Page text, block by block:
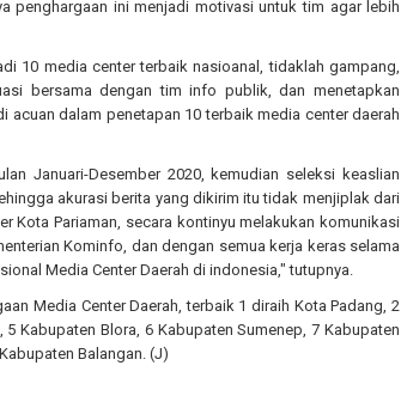
penghargaan ini menjadi motivasi untuk tim agar lebih
10 media center terbaik nasioanal, tidaklah gampang,
bersama dengan tim info publik, dan menetapkan
acuan dalam penetapan 10 terbaik media center daerah
Januari-Desember 2020, kemudian seleksi keaslian
akurasi berita yang dikirim itu tidak menjiplak dari
Kota Pariaman, secara kontinyu melakukan komunikasi
Kominfo, dan dengan semua kerja keras selama
Media Center Daerah di indonesia," tutupnya.
Media Center Daerah, terbaik 1 diraih Kota Padang, 2
Kabupaten Blora, 6 Kabupaten Sumenep, 7 Kabupaten
Balangan. (J)